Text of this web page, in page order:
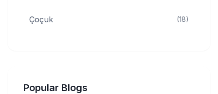
Çoçuk (18)
Popular Blogs